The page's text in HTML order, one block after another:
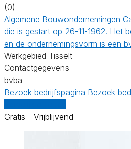
(0)
Algemene Bouwondernemingen
die is gestart op 26-11-1962. Het
en de ondernemingsvorm is een
Werkgebied Tisselt
Contactgegevens
bvba
Bezoek bedrijfspagina Bezoek
Gratis - Vrijblijvend